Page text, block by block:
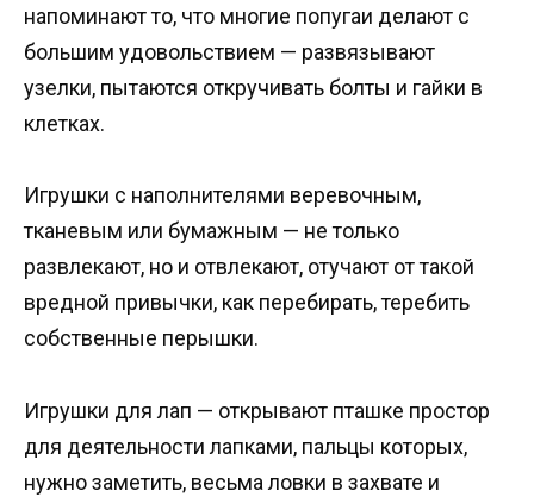
напоминают то, что многие попугаи делают с
большим удовольствием — развязывают
узелки, пытаются откручивать болты и гайки в
клетках.
Игрушки с наполнителями веревочным,
тканевым или бумажным — не только
развлекают, но и отвлекают, отучают от такой
вредной привычки, как перебирать, теребить
собственные перышки.
Игрушки для лап — открывают пташке простор
для деятельности лапками, пальцы которых,
нужно заметить, весьма ловки в захвате и